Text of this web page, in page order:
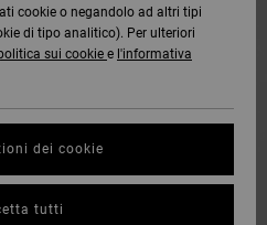
cookie o negandolo ad altri tipi
di tipo analitico). Per ulteriori
sui cookie e l'informativa
dei cookie
tutti